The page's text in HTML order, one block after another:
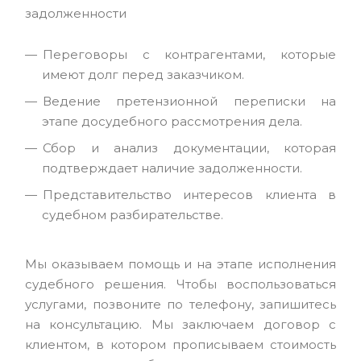
задолженности
Переговоры с контрагентами, которые
имеют долг перед заказчиком.
Ведение претензионной переписки на
этапе досудебного рассмотрения дела.
Сбор и анализ документации, которая
подтверждает наличие задолженности.
Представительство интересов клиента в
судебном разбирательстве.
Мы оказываем помощь и на этапе исполнения
судебного решения. Чтобы воспользоваться
услугами, позвоните по телефону, запишитесь
на консультацию. Мы заключаем договор с
клиентом, в котором прописываем стоимость